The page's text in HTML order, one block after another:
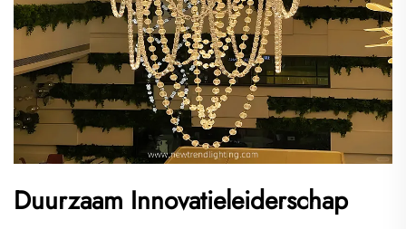
Duurzaam Innovatieleiderschap